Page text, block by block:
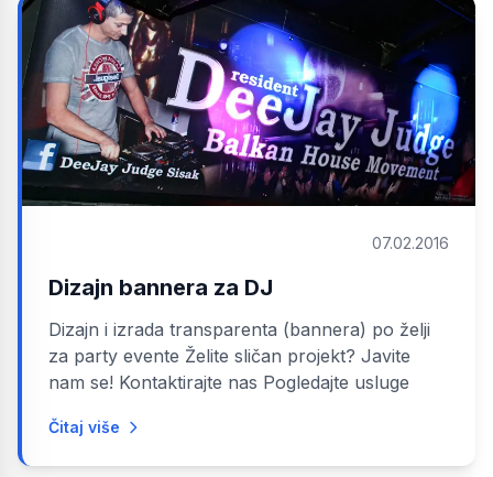
07.02.2016
Dizajn bannera za DJ
Dizajn i izrada transparenta (bannera) po želji
za party evente Želite sličan projekt? Javite
nam se! Kontaktirajte nas Pogledajte usluge
Čitaj više